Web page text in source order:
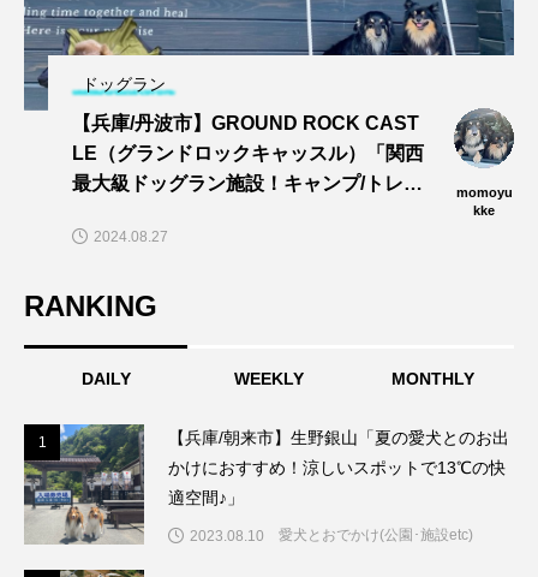
ドッグラン
【兵庫/丹波市】GROUND ROCK CAST
LE（グランドロックキャッスル）「関西
最大級ドッグラン施設！キャンプ/トレイ
う〜🎵」
momoyu
kke
2024.08.27
RANKING
DAILY WEEKLY MONTHLY
1
【兵庫/朝来市】生野銀山「夏の愛犬とのお出
かけにおすすめ！涼しいスポットで13℃の快
適空間♪」
2023.08.10 愛犬とおでかけ(公園･施設etc)